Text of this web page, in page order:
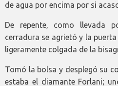
de agua por encima por si
De repente, como llevada
cerradura se agrietó y la
ligeramente colgada de la
Tomó la bolsa y desplegó su
estaba el diamante Forlani;